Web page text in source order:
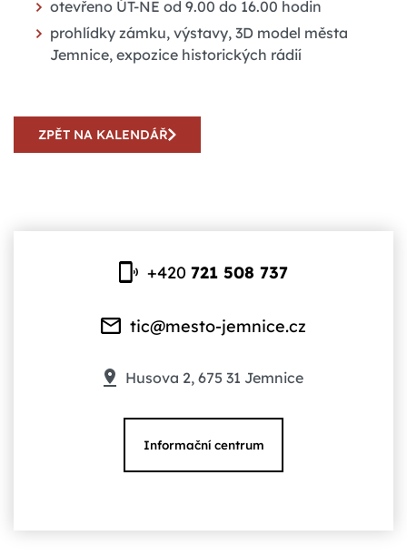
otevřeno ÚT-NE od 9.00 do 16.00 hodin
prohlídky zámku, výstavy, 3D model města
Jemnice, expozice historických rádií
ZPĚT NA KALENDÁŘ
+420721 508 737
tic@mesto-jemnice.cz
Husova 2, 675 31 Jemnice
Informační centrum